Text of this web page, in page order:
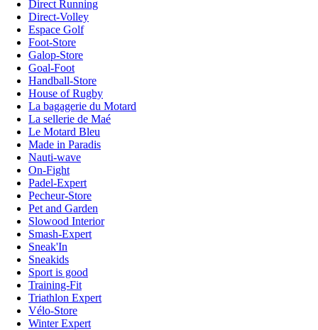
Direct Running
Direct-Volley
Espace Golf
Foot-Store
Galop-Store
Goal-Foot
Handball-Store
House of Rugby
La bagagerie du Motard
La sellerie de Maé
Le Motard Bleu
Made in Paradis
Nauti-wave
On-Fight
Padel-Expert
Pecheur-Store
Pet and Garden
Slowood Interior
Smash-Expert
Sneak'In
Sneakids
Sport is good
Training-Fit
Triathlon Expert
Vélo-Store
Winter Expert